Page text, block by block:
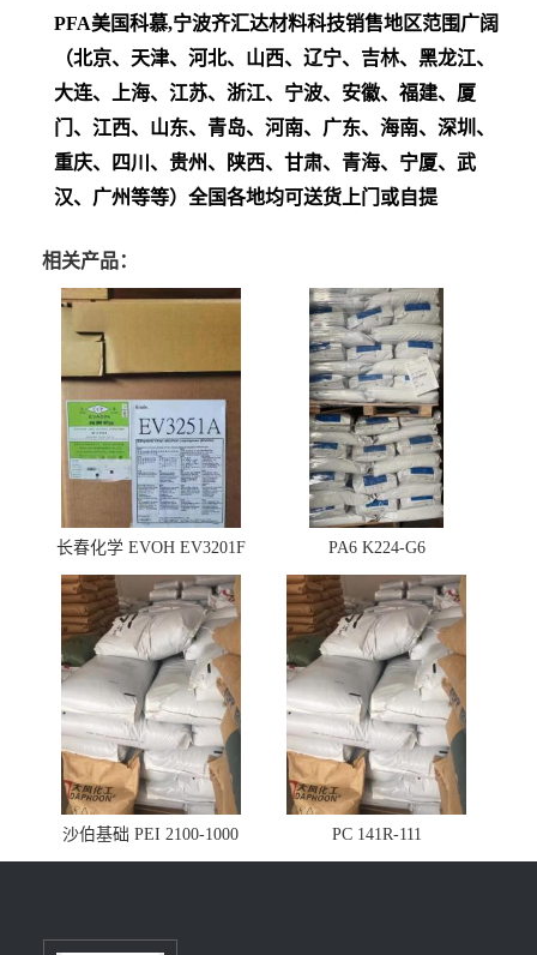
PFA美国科慕,宁波齐汇达材料科技销售地区范围广阔
（北京、天津、河北、山西、辽宁、吉林、黑龙江、
大连、上海、江苏、浙江、宁波、安徽、福建、厦
门、江西、山东、青岛、河南、广东、海南、深圳、
重庆、四川、贵州、陕西、甘肃、青海、宁厦、武
汉、广州等等）全国各地均可送货上门或自提
相关产品：
长春化学 EVOH EV3201F PA6 K224-G6
沙伯基础 PEI 2100-1000 PC 141R-111